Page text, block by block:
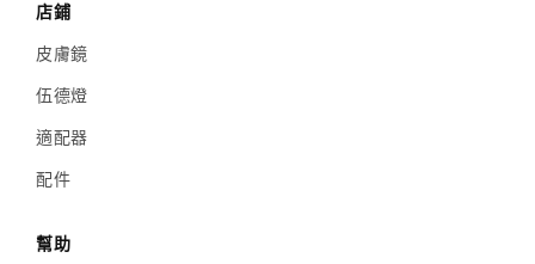
店鋪
皮膚鏡
伍德燈
適配器
配件
幫助